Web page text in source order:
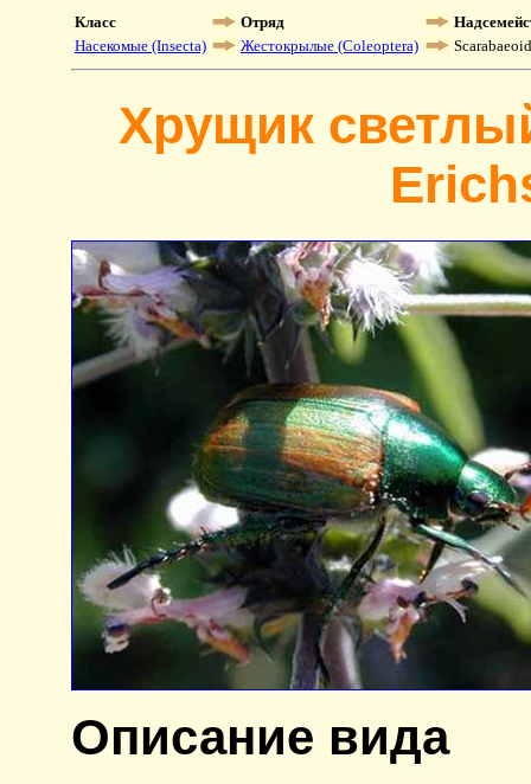
Класс Отряд
Насекомые (Insecta)
Жестокрылые (Coleoptera)
Хрущик
Описание вида